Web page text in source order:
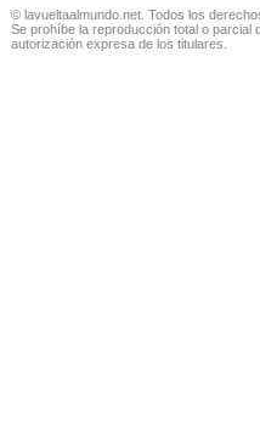
© lavueltaalmundo.net. Todos los
Se prohíbe la reproducción total o parcial
autorización expresa de los titulares.